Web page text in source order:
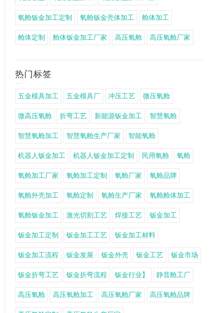
氧舱钣金加工定制 氧舱钣金壳体加工 舱体加工
舱体定制 舱体钣金加工厂家 高压氧舱 高压氧舱厂家
热门标签
五金模具加工 五金模具厂 冲压工艺 微压氧舱
微高压氧舱 折弯工艺 新能源钣金加工 智慧氧舱
智慧氧舱加工 智慧氧舱生产厂家 智能氧舱
机器人钣金加工 机器人钣金加工定制 民用氧舱 氧舱
氧舱加工厂家 氧舱加工定制 氧舱厂家 氧舱品牌
氧舱外壳加工 氧舱定制 氧舱生产厂家 氧舱舱体加工
氧舱钣金加工 激光切割工艺 焊接工艺 钣金加工
钣金加工定制 钣金加工工艺 钣金加工材料
钣金加工流程 钣金发展 钣金外壳 钣金工艺 钣金市场
钣金折弯工艺 钣金折弯流程 钣金行业】 静音舱工厂
高压氧舱 高压氧舱加工 高压氧舱厂家 高压氧舱品牌